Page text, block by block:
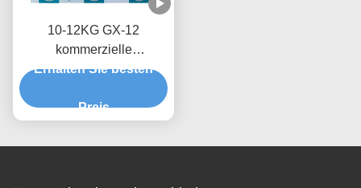
10-12KG GX-12
kommerzielle
Reinigungsmaschine
Erhalten Sie besten
Preis